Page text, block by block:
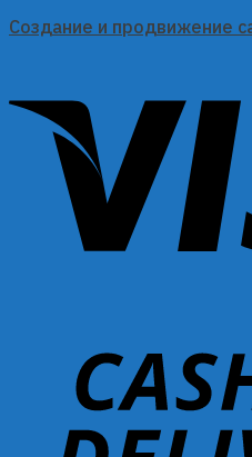
Создание и продвижение